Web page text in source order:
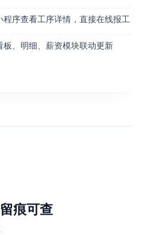
程序查看工序详情，直接在线报工
板、明细、薪资模块联动更新
痕可查